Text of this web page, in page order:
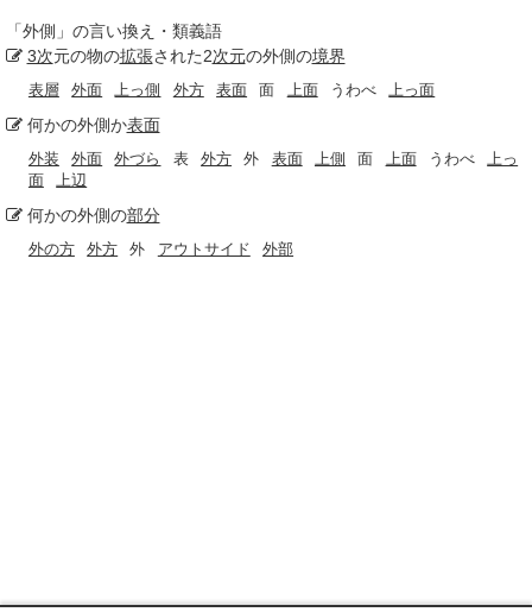
「外側 」の言い換え・類義語
3次元の物の拡張された2次元の外側の境界
表層 外面 上っ側 外方 表面 面 上面 うわべ 上っ面
何かの外側か表面
外装 外面 外づら 表 外方 外 表面 上側 面 上面 うわべ
上っ
面
上辺
何かの外側の部分
外の方 外方 外 アウトサイド 外部